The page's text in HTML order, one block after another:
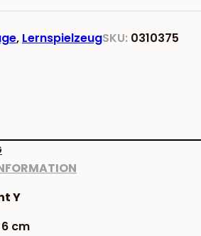
, LernspielzeugSKU: 0310375
Y
cm